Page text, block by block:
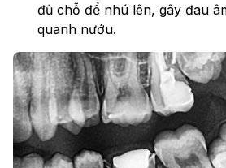
đủ chỗ để nhú lên, gây đau
quanh nướu.